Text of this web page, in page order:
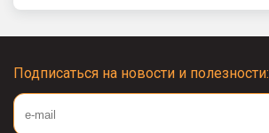
Подписаться на новости и полезности: